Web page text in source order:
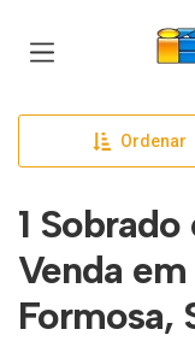
Ordenar
1
Venda
Formosa,